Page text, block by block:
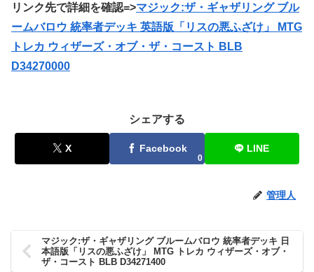
リンク先で詳細を確認=>マジック:ザ・ギャザリング ブル
ームバロウ 統率者デッキ 英語版「リスの悪ふざけ」 MTG
トレカ ウィザーズ・オブ・ザ・コースト BLB
D34270000
シェアする
X Facebook
0
LINE
管理人
マジック:ザ・ギャザリング ブルームバロウ 統率者デッキ 日
本語版「リスの悪ふざけ」 MTG トレカ ウィザーズ・オブ・
ザ・コースト BLB D34271400